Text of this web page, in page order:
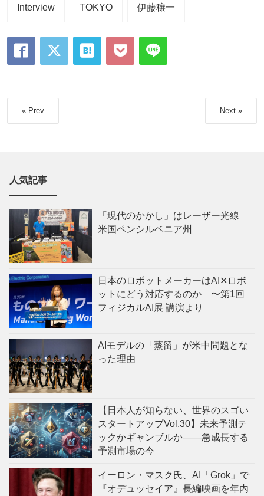
Interview TOKYO 伊藤穰一
« Prev Next »
人気記事
「現代のかかし」はレーザー光線
米国ペンシルベニア州
日本のロボットメーカーはAI✕ロボ
ットにどう対応するのか 〜第1回
フィジカルAI展 講演より
AIモデルの「蒸留」が米中問題とな
った理由
【日本人が知らない、世界のスゴい
スタートアップVol.30】未来予測テ
ックかギャンブルか——急成長する
予測市場の今
イーロン・マスク氏、AI「Grok」で
『オデュッセイア』長編映画を年内